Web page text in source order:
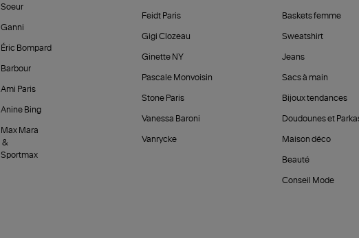
Soeur
Ganni
Éric Bompard
Barbour
Ami Paris
Anine Bing
Max Mara
&
Sportmax
Feidt Paris
Gigi Clozeau
Ginette NY
Pascale Monvoisin
Stone Paris
Vanessa Baroni
Vanrycke
Baskets femme
Sweatshirt
Jeans
Sacs à main
Bijoux tendances
Doudounes et
Maison déco
Beauté
Conseil Mode